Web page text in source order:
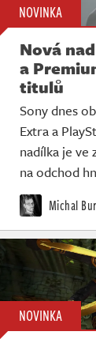
NOVINKA
Nová
a
titulů
Sony dnes
Extra a
nadílka je ve
na odchod
Michal
NOVINKA